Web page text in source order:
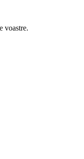
voastre.